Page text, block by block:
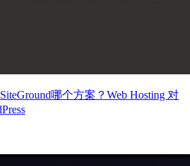
哪个方案？Web Hosting 对